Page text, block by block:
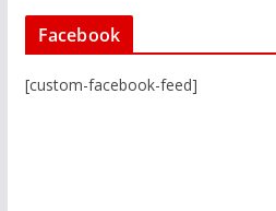
Facebook
[custom-facebook-feed]